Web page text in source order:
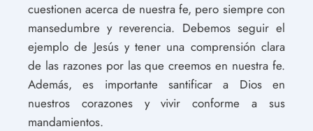
cuestionen acerca de nuestra fe, pero siempre con
mansedumbre y reverencia. Debemos seguir el
ejemplo de Jesús y tener una comprensión clara
de las razones por las que creemos en nuestra fe.
Además, es importante santificar a Dios en
nuestros corazones y vivir conforme a sus
mandamientos.